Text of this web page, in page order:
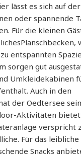
lässt es sich auf
oder spannende
Für die kleinen
entspannten
sorgen gut
Umkleidekabinen
Auch in den
der Oedtersee
Aktivitäten
verspricht
Für das
Snacks